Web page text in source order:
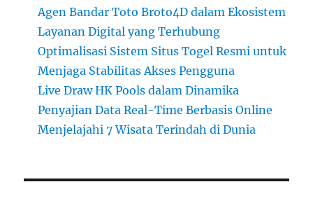
Agen Bandar Toto Broto4D dalam Ekosistem
Layanan Digital yang Terhubung
Optimalisasi Sistem Situs Togel Resmi untuk
Menjaga Stabilitas Akses Pengguna
Live Draw HK Pools dalam Dinamika
Penyajian Data Real-Time Berbasis Online
Menjelajahi 7 Wisata Terindah di Dunia